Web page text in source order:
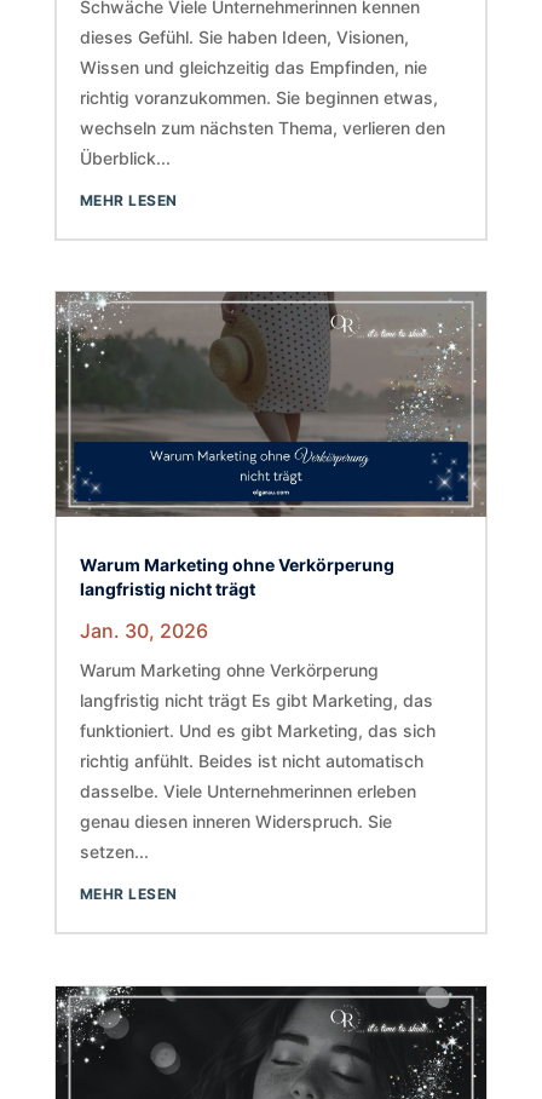
Schwäche Viele Unternehmerinnen kennen
dieses Gefühl. Sie haben Ideen, Visionen,
Wissen und gleichzeitig das Empfinden, nie
richtig voranzukommen. Sie beginnen etwas,
wechseln zum nächsten Thema, verlieren den
Überblick...
MEHR LESEN
Warum Marketing ohne Verkörperung
langfristig nicht trägt
Jan. 30, 2026
Warum Marketing ohne Verkörperung
langfristig nicht trägt Es gibt Marketing, das
funktioniert. Und es gibt Marketing, das sich
richtig anfühlt. Beides ist nicht automatisch
dasselbe. Viele Unternehmerinnen erleben
genau diesen inneren Widerspruch. Sie
setzen...
MEHR LESEN